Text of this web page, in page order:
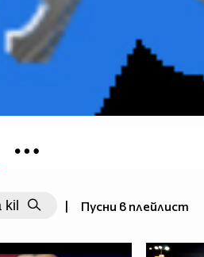
| Пусни в плейлист